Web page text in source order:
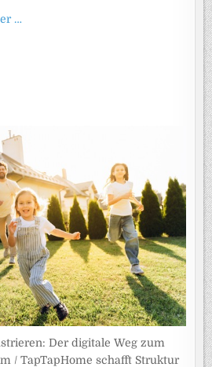
…
Der digitale Weg zum
/ TapTapHome schafft Struktur